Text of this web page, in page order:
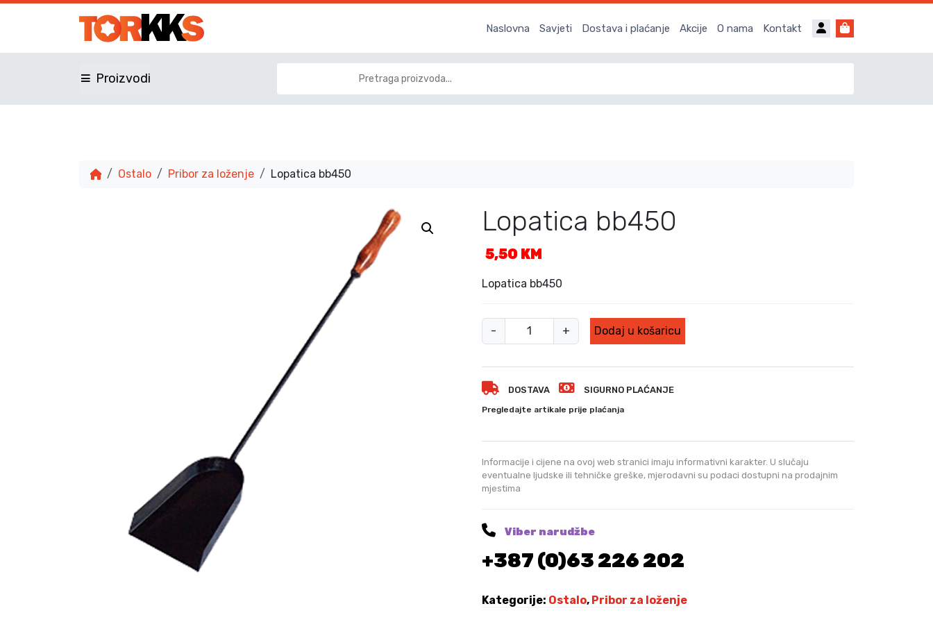
Naslovna Savjeti Dostava i plaćanje Akcije O nama Kontakt Account
Cart
Proizvodi
Ostalo Pribor za loženje Lopatica bb450
Lopatica bb450
5,50 KM
Lopatica bb450
-
o
t
i
a
b
b
4
5
0
o
+ Dodaj u košaricu
DOSTAVA SIGURNO PLAĆANJE
Pregledajte artikale prije plaćanja
Informacije i cijene na ovoj web stranici imaju informativni karakter. U slučaju
eventualne ljudske ili tehničke greške, mjerodavni su podaci dostupni na prodajnim
mjestima
Viber narudžbe
+387 (0)63 226 202
Kategorije: Ostalo, Pribor za loženje